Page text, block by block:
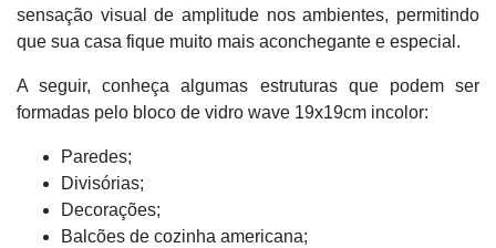
sensação visual de amplitude nos ambientes, permitindo
que sua casa fique muito mais aconchegante e especial.
A seguir, conheça algumas estruturas que podem ser
formadas pelo bloco de vidro wave 19x19cm incolor:
Paredes;
Divisórias;
Decorações;
Balcões de cozinha americana;